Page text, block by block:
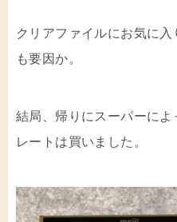
クリアファイルにお気に
も要因か。
結局、帰りにスーパーに
レートは買いました。